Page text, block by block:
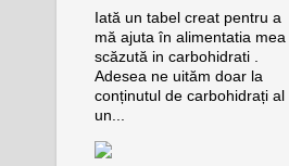
Iată un tabel creat pentru a
mă ajuta în alimentatia mea
scăzută in carbohidrati .
Adesea ne uităm doar la
conținutul de carbohidrați al
un...